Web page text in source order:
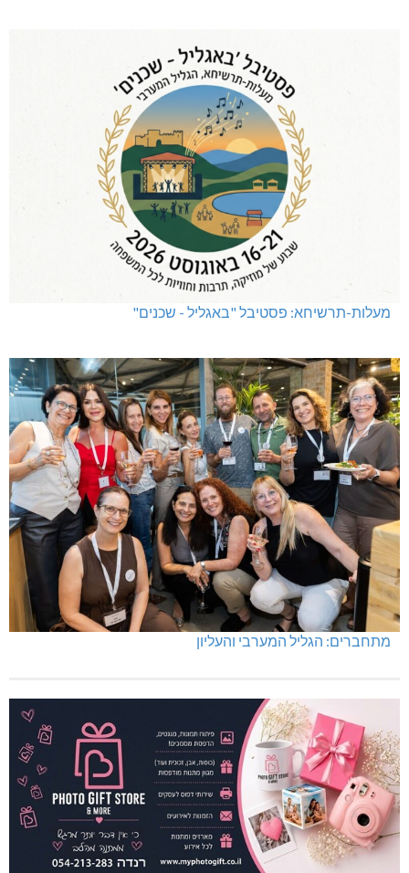
מעלות-תרשיחא: פסטיבל "באגליל - שכנים"
מתחברים: הגליל המערבי והעליון